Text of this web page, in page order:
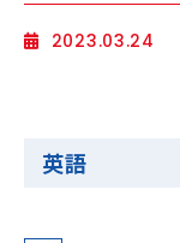
2023.03.24
英語